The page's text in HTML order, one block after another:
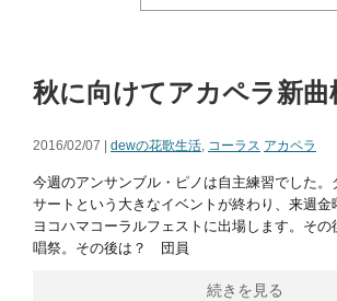
秋に向けてアカペラ新曲
2016/02/07 | dewの花歌生活, コーラス アカペラ
今週のアンサンブル・ピノは自主練習でした。
サートという大きなイベントが終わり、来週金
ヨコハマコーラルフェストに出場します。そ
唱祭。その後は？ 団員
続きを見る